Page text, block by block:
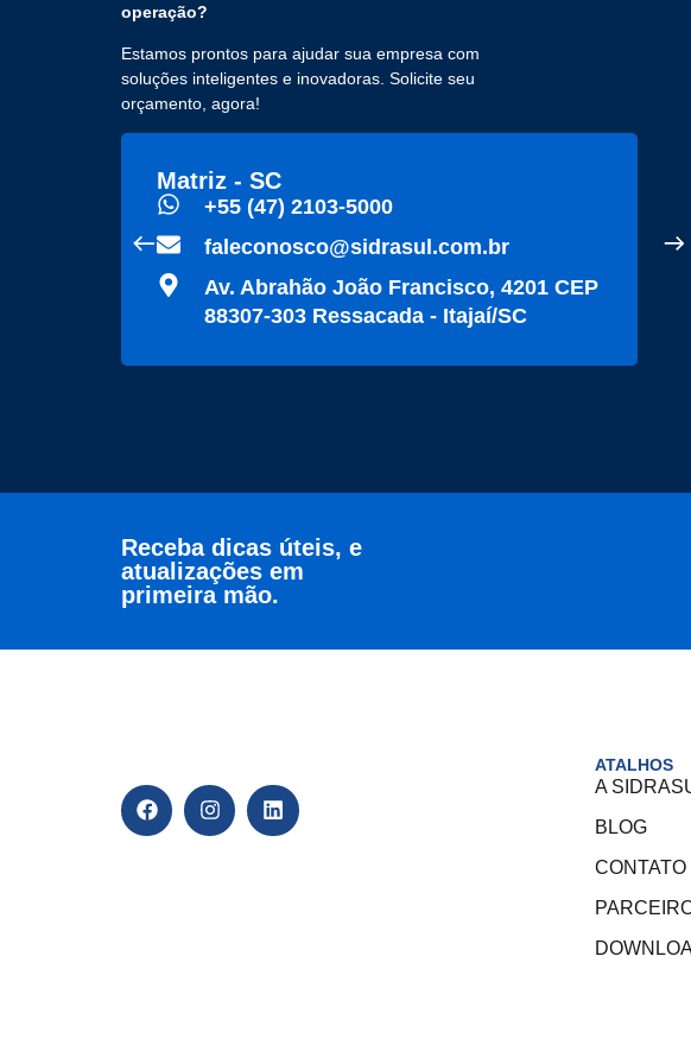
operação?
Estamos prontos para ajudar sua empresa com
soluções inteligentes e inovadoras. Solicite seu
orçamento, agora!
Matriz - SC
+55 (47) 2103-5000
faleconosco@sidrasul.com.br
Av. Abrahão João Francisco, 4201 CEP
88307-303 Ressacada - Itajaí/SC
Receba dicas úteis, e
atualizações em
primeira mão.
ATALHOS
A
BLOG
CONTATO